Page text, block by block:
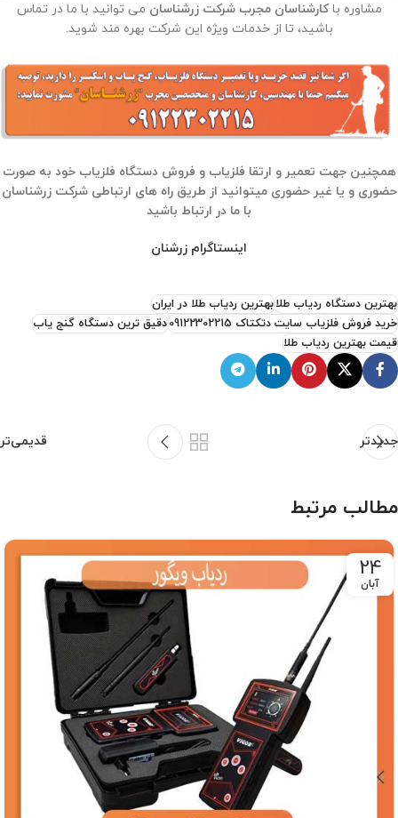
مشاوره باکارشناسان مجرب شرکت زرشناسان می توانید با ما در تماس
باشید، تا از خدمات ویژه این شرکت بهره مند شوید.
همچنین جهت تعمیر و ارتقا فلزیاب و فروش دستگاه فلزیاب خود به صورت
حضوری و یا غیر حضوری میتوانید از طریق راه های ارتباطی شرکت زرشناسان
با ما در ارتباط باشید
اینستاگرام زرشنان
بهترین دستگاه ردیاب طلابهترین ردیاب طلا در ایران
خرید فروش فلزیاب سایت دتکتاک 09122302215
دقیق ترین دستگاه گنج یاب
قیمت بهترین ردیاب طلا
جدیدتر قدیمی‌تر
مطالب مرتبط
24
آبان